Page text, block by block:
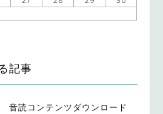
記事
音読コンテンツダウンロード